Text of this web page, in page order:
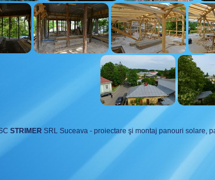
STRIMER SRL Suceava - proiectare şi montaj panouri solare,